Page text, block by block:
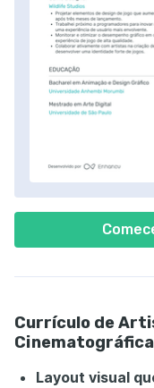
Currículo de
Cinematográfica
Layout visual